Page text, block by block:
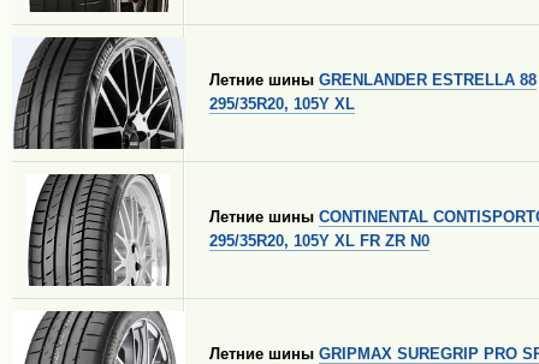
Летние шины GRENLANDER ESTRELLA 88
295/35R20, 105Y XL
Летние шины CONTINENTAL
295/35R20, 105Y XL FR ZR N0
Летние шины GRIPMAX SUREGRIP PRO